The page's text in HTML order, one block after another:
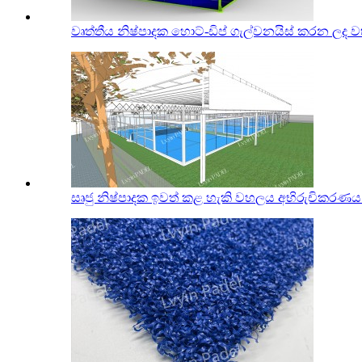
වෘත්තීය නිෂ්පාදක හොට්-ඩිප් ගැල්වනයිස් කරන ලද
සෘජු නිෂ්පාදක ඉවත් කළ හැකි වහලය